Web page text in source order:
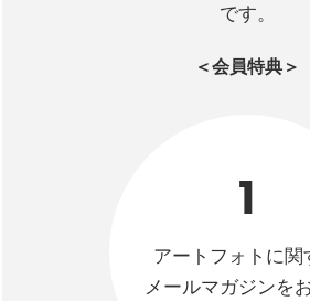
です。
＜会員特典＞
1
アートフォトに関
メールマガジンを